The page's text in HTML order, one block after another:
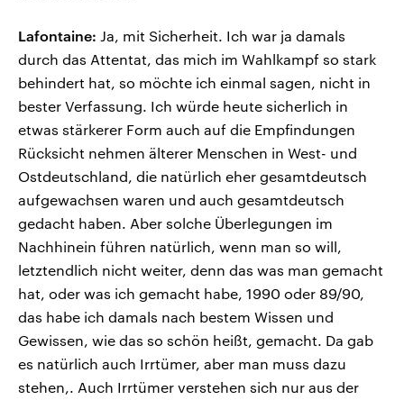
Lafontaine: Ja, mit Sicherheit. Ich war ja damals
durch das Attentat, das mich im Wahlkampf so stark
behindert hat, so möchte ich einmal sagen, nicht in
bester Verfassung. Ich würde heute sicherlich in
etwas stärkerer Form auch auf die Empfindungen
Rücksicht nehmen älterer Menschen in West- und
Ostdeutschland, die natürlich eher gesamtdeutsch
aufgewachsen waren und auch gesamtdeutsch
gedacht haben. Aber solche Überlegungen im
Nachhinein führen natürlich, wenn man so will,
letztendlich nicht weiter, denn das was man gemacht
hat, oder was ich gemacht habe, 1990 oder 89/90,
das habe ich damals nach bestem Wissen und
Gewissen, wie das so schön heißt, gemacht. Da gab
es natürlich auch Irrtümer, aber man muss dazu
stehen,. Auch Irrtümer verstehen sich nur aus der